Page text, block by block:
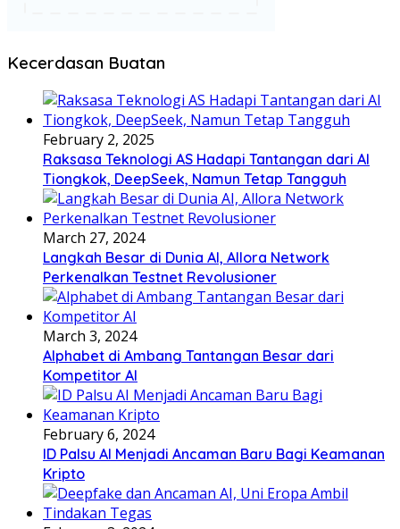
Kecerdasan Buatan
February 2, 2025
Raksasa Teknologi AS Hadapi Tantangan dari AI
Tiongkok, DeepSeek, Namun Tetap Tangguh
March 27, 2024
Langkah Besar di Dunia AI, Allora Network
Perkenalkan Testnet Revolusioner
March 3, 2024
Alphabet di Ambang Tantangan Besar dari
Kompetitor AI
February 6, 2024
ID Palsu AI Menjadi Ancaman Baru Bagi Keamanan
Kripto